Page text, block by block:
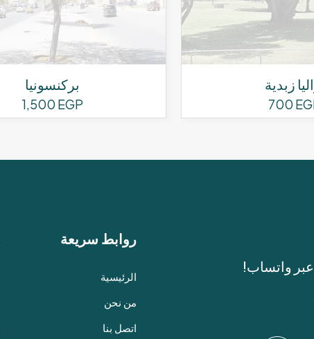
زبدية
700
بركنسونيا
1,500 EGP
واتساب!
روابط سريعة
الرئيسية
من نحن
اتصل بنا